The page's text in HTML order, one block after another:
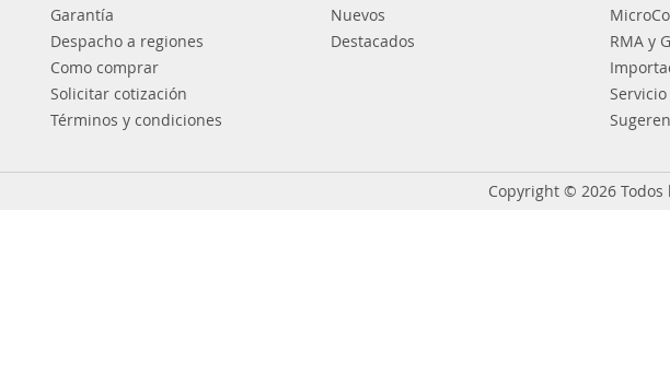
Garantía
Despacho a regiones
Como comprar
Solicitar cotización
Términos y condiciones
Nuevos
Destacados
RMA y
Copyright © 2026